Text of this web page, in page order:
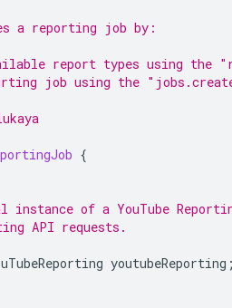
a reporting job by:
report types using the
job using the
{
instance of a YouTube
API requests.
youtubeReporting